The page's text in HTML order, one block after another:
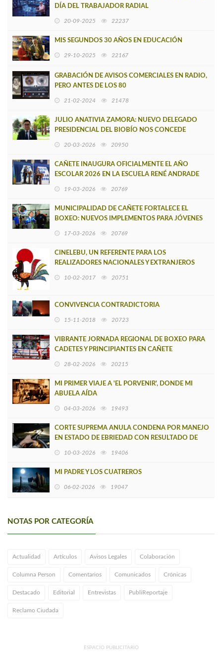
DÍA DEL TRABAJADOR RADIAL
20-09-2025 22237
MIS SEGUNDOS 30 AÑOS EN EDUCACIÓN
29-10-2025 22167
GRABACIÓN DE AVISOS COMERCIALES EN RADIO,
PERO ANTES DE LOS 80
21-02-2024 21478
JULIO ANATIVIA ZAMORA: NUEVO DELEGADO
PRESIDENCIAL DEL BIOBÍO NOS CONCEDE
20-03-2026 20950
CAÑETE INAUGURA OFICIALMENTE EL AÑO
ESCOLAR 2026 EN LA ESCUELA RENÉ ANDRADE
19-03-2026 20769
MUNICIPALIDAD DE CAÑETE FORTALECE EL
BOXEO: NUEVOS IMPLEMENTOS PARA JÓVENES
17-03-2026 20769
CINELEBU, UN REFERENTE PARA LOS
REALIZADORES NACIONALES Y EXTRANJEROS
10-02-2017 20751
CONVIVENCIA CONTRADICTORIA
15-11-2018 20723
VIBRANTE JORNADA REGIONAL DE BOXEO PARA
CADETES Y PRINCIPIANTES EN CAÑETE
28-02-2026 20215
MI PRIMER VIAJE A 'EL PORVENIR', DONDE MI
ABUELA AÍDA
04-03-2026 19493
CORTE SUPREMA ANULA CONDENA POR MANEJO
EN ESTADO DE EBRIEDAD CON RESULTADO DE
10-03-2026 19406
MI PADRE Y LOS CUATREROS
06-02-2026 19047
NOTAS POR CATEGORÍA
Actualidad Artículos Avisos Legales Colaboración
Columna Person Comentarios Comunicados Crónicas
Destacado Editorial Entrevistas PubliReportaje
Reclamo Ciudada
ESPACIO PUBLICITARIO